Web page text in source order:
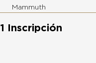
Mammuth
1 Inscripción